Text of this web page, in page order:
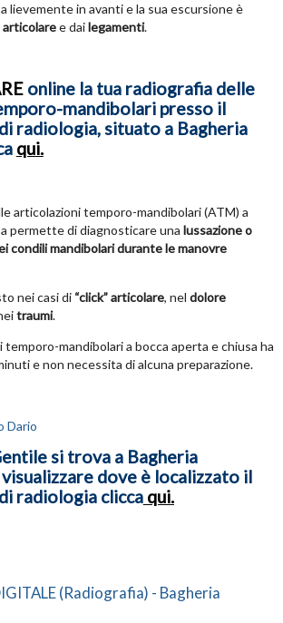
lievemente in avanti e la sua escursione è
articolaree dailegamenti.
online la tua radiografia delle
mandibolari presso il
radiologia, situato a Bagheria
qui.
articolazioni temporo-mandibolari (ATM) a
permette di diagnosticare una lussazione o
condili mandibolari durante le manovre
nei casi di “click” articolare, nel dolore
traumi.
temporo-mandibolari a bocca aperta e chiusa ha
e non necessita di alcuna preparazione.
Dario
si trova a Bagheria
dove è localizzato il
radiologia clicca qui.
(Radiografia) - Bagheria